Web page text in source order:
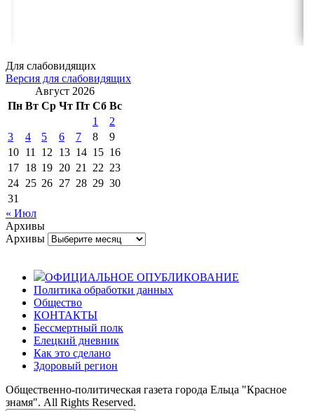
Для слабовидящих
Версия для слабовидящих
Август 2026
Пн Вт Ср Чт Пт Сб Вс
1
2
3
4 5 6 7 8
9
10 11 12 13 14 15 16
17 18 19 20 21 22 23
24 25 26 27 28 29 30
31
« Июл
Архивы
Архивы
ОФИЦИАЛЬНОЕ ОПУБЛИКОВАНИЕ
Политика обработки данных
Общество
КОНТАКТЫ
Бессмертный полк
Елецкий дневник
Как это сделано
Здоровый регион
Общественно-политическая газета города Ельца "Красное
знамя". All Rights Reserved.